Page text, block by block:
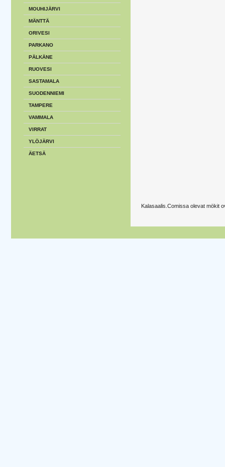
MOUHIJÄRVI
MÄNTTÄ
ORIVESI
PARKANO
PÄLKÄNE
RUOVESI
SASTAMALA
SUODENNIEMI
TAMPERE
VAMMALA
VIRRAT
YLÖJÄRVI
ÄETSÄ
Kalasaalis.Comissa olevat mökit